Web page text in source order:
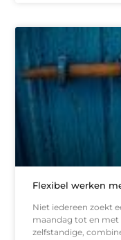
Flexibel werken
Niet iedereen zoekt
maandag tot en met
zelfstandige,